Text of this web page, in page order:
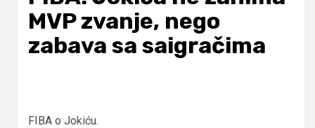
MVP zvanje, nego
zabava sa saigračima
FIBA o Jokiću.